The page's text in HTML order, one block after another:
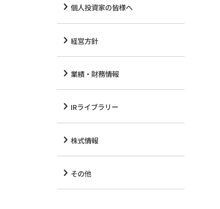
個人投資家の皆様へ
経営方針
業績・財務情報
IRライブラリー
株式情報
その他